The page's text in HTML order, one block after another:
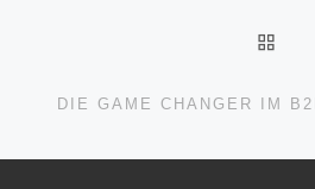
DIE GAME CHANGER IM